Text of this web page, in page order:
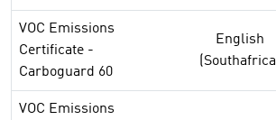
VOC Emissions
Certificate -
Carboguard 60
English
(Southafrica)
VOC Emissions